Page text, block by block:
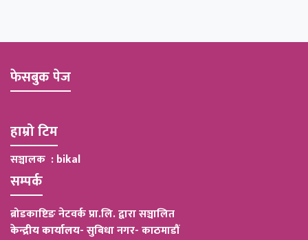
फेसबुक पेज
हाम्रो टिम
सञ्चालक : bikal
सम्पर्क
ब्रोडकाष्टिङ नेटवर्क प्रा.लि. द्वारा सञ्चालित
केन्द्रीय कार्यालय-सुबिधा नगर- काठमाडौं